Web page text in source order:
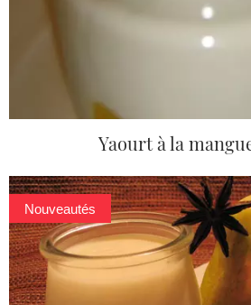
Yaourt à la
Nouveautés